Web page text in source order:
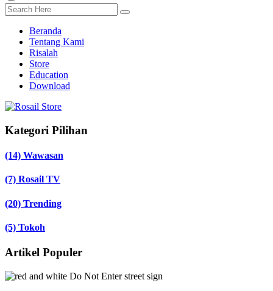
Beranda
Tentang Kami
Risalah
Store
Education
Download
Kategori Pilihan
(14) Wawasan
(7) Rosail TV
(20) Trending
(5) Tokoh
Artikel Populer